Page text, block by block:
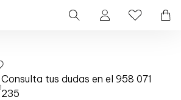
Consulta tus dudas en el 958 071
235